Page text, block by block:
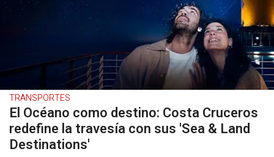
TRANSPORTES
El Océano como destino: Costa Cruceros
redefine la travesía con sus 'Sea & Land
Destinations'